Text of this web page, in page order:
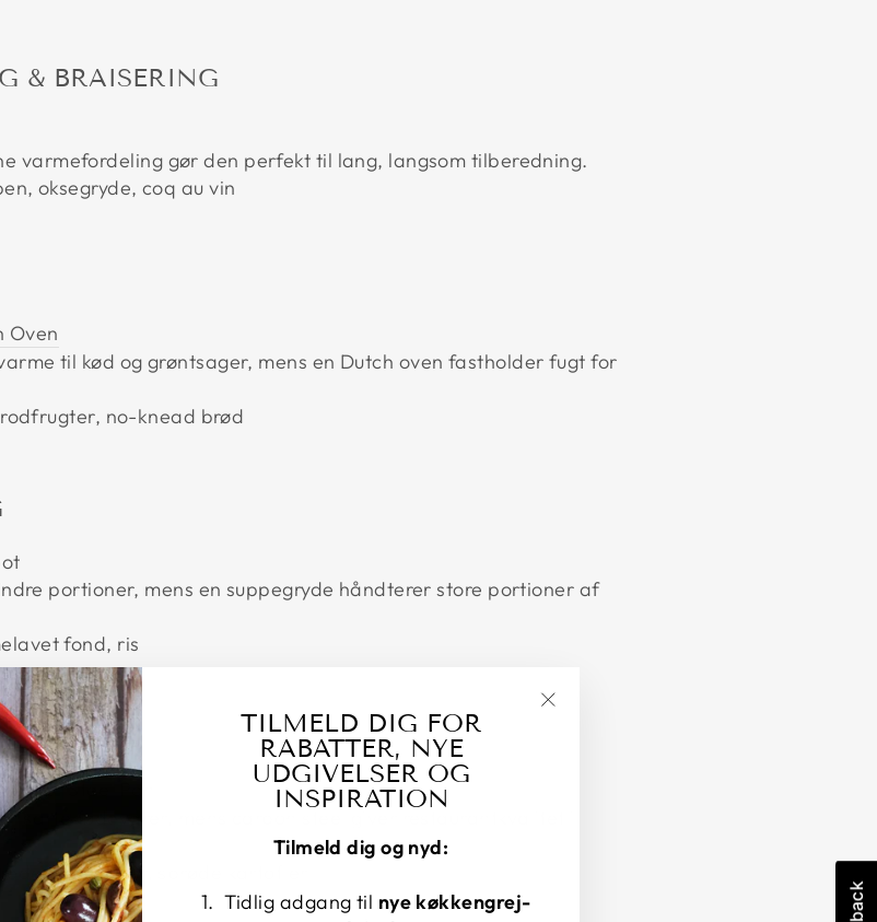
& BRAISERING
varmefordeling gør den perfekt til lang, langsom tilberedning.
oksegryde, coq au vin
Oven
til kød og grøntsager, mens en Dutch oven fastholder fugt for
no-knead brød
portioner, mens en suppegryde håndterer store portioner af
fond, ris
Steel Pan
sarte fødevarer, mens carbon steel giver restaurantkvalitet i
grøntsager, sprøde kartofler
TILMELD DIG FOR
RABATTER, NYE
UDGIVELSER OG
INSPIRATION
Tilmeld dig og nyd:
Tidlig adgang til nye køkkengrej-